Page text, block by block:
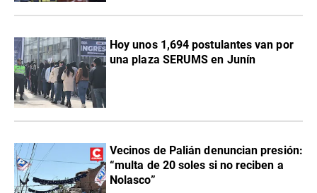
Hoy unos 1,694 postulantes van por
una plaza SERUMS en Junín
Vecinos de Palián denuncian presión:
“multa de 20 soles si no reciben a
Nolasco”